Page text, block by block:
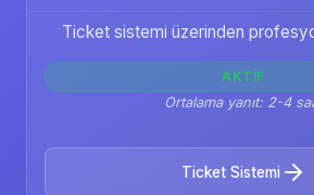
Ticket sistemi üzerinden
AKTIF
Ortalama yanıt: 2-4
Ticket Sistemi